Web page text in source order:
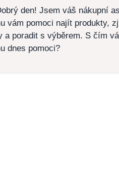
Zdenek Zabloudil
28.5.2026